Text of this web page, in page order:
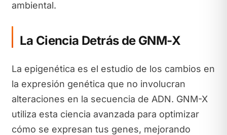
ambiental.
La Ciencia Detrás de GNM-X
La epigenética es el estudio de los cambios en
la expresión genética que no involucran
alteraciones en la secuencia de ADN. GNM-X
utiliza esta ciencia avanzada para optimizar
cómo se expresan tus genes, mejorando